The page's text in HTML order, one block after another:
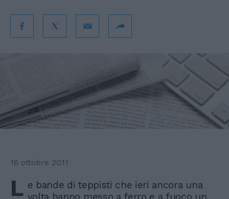
16 ottobre 2011
L e bande di teppisti che ieri ancora una